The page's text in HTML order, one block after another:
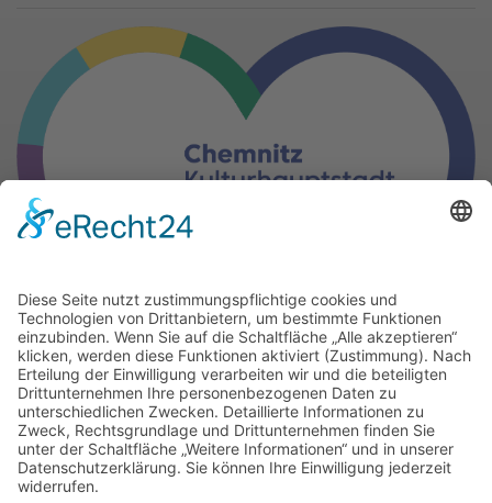
Gern können Sie unsere Arbeit
mit einer Spende unterstützen.